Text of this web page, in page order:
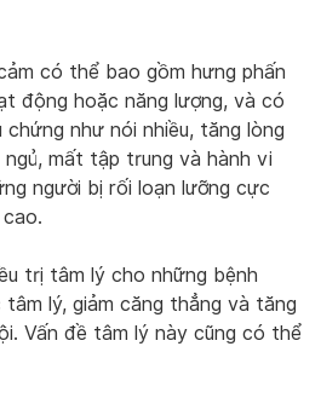
có thể bao gồm hưng phấn
động hoặc năng lượng, và có
như nói nhiều, tăng lòng
mất tập trung và hành vi
người bị rối loạn lưỡng cực
trị tâm lý cho những bệnh
lý, giảm căng thẳng và tăng
Vấn đề tâm lý này cũng có thể